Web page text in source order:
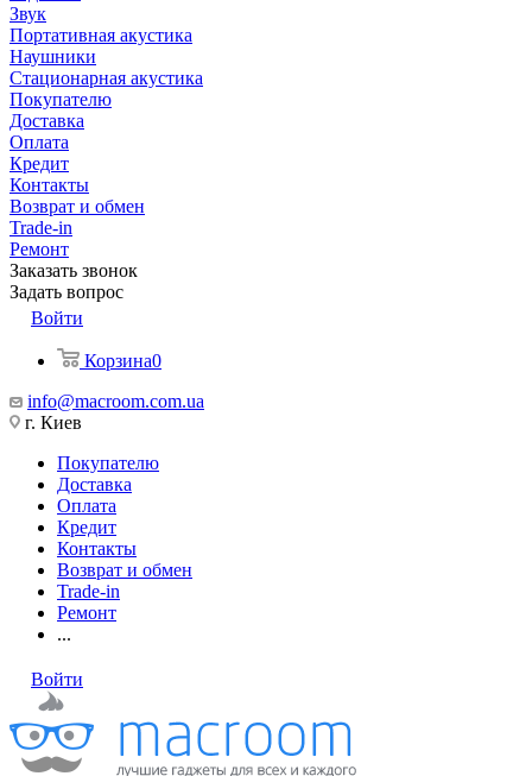
Звук
Портативная акустика
Наушники
Стационарная акустика
Покупателю
Доставка
Оплата
Кредит
Контакты
Возврат и обмен
Trade-in
Ремонт
Заказать звонок
Задать вопрос
Войти
Корзина0
info@macroom.com.ua
г. Киев
Покупателю
Доставка
Оплата
Кредит
Контакты
Возврат и обмен
Trade-in
Ремонт
...
Войти